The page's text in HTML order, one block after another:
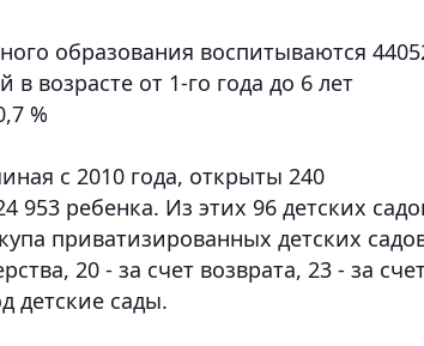
образования воспитываются
возрасте от 1-го года до 6 лет
%
с 2010 года, открыты 240
ребенка. Из этих 96 детских
приватизированных детских
20 - за счет возврата, 23 - за
детские сады.